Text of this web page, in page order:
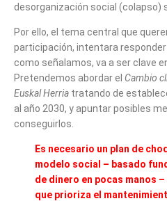
desorganización social (colapso)
Por ello, el tema central que
participación, intentara responder
como señalamos, va a ser clave
Pretendemos abordar el Cambio
Euskal Herria tratando de
al año 2030, y apuntar posibles
conseguirlos.
Es necesario un plan de
modelo social – basado
de dinero en pocas manos
que prioriza el